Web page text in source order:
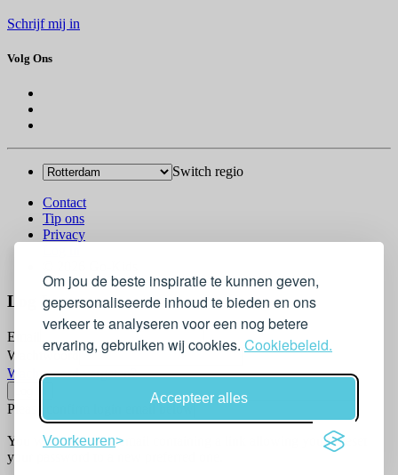
Om jou de beste inspiratie te kunnen geven,
gepersonaliseerde inhoud te bieden en ons
verkeer te analyseren voor een nog betere
ervaring, gebruiken wij cookies. Cookiebeleid.
Accepteer alles
Voorkeuren
Schrijf mij in
Volg Ons
Switch regio
Contact
Tip ons
Privacy
Log In
Email
Wachtwoord
Wachtwoord vergeten?
Please confirm login email below
You will receive an email containing a link allowing you to reset
your password to a new preferred one.